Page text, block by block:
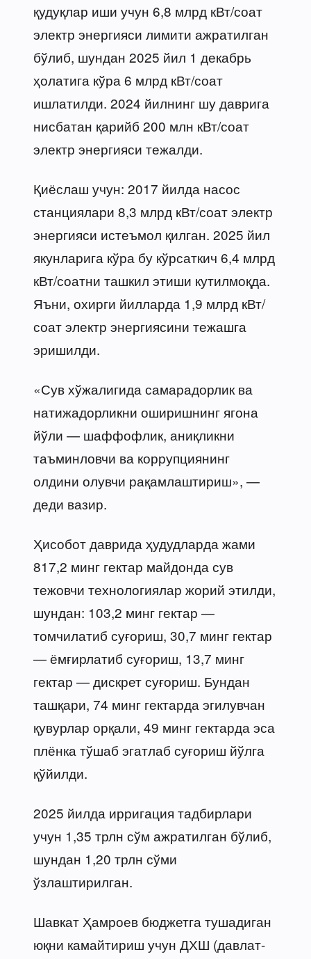
қудуқлар иши учун 6,8 млрд кВт/соат
электр энергияси лимити ажратилган
бўлиб, шундан 2025 йил 1 декабрь
ҳолатига кўра 6 млрд кВт/соат
ишлатилди. 2024 йилнинг шу даврига
нисбатан қарийб 200 млн кВт/соат
электр энергияси тежалди.
Қиёслаш учун: 2017 йилда насос
станциялари 8,3 млрд кВт/соат электр
энергияси истеъмол қилган. 2025 йил
якунларига кўра бу кўрсаткич 6,4 млрд
кВт/соатни ташкил этиши кутилмоқда.
Яъни, охирги йилларда 1,9 млрд кВт/
соат электр энергиясини тежашга
эришилди.
«Сув хўжалигида самарадорлик ва
натижадорликни оширишнинг ягона
йўли — шаффофлик, аниқликни
таъминловчи ва коррупциянинг
олдини олувчи рақамлаштириш», —
деди вазир.
Ҳисобот даврида ҳудудларда жами
817,2 минг гектар майдонда сув
тежовчи технологиялар жорий этилди,
шундан: 103,2 минг гектар —
томчилатиб суғориш, 30,7 минг гектар
— ёмғирлатиб суғориш, 13,7 минг
гектар — дискрет суғориш. Бундан
ташқари, 74 минг гектарда эгилувчан
қувурлар орқали, 49 минг гектарда эса
плёнка тўшаб эгатлаб суғориш йўлга
қўйилди.
2025 йилда ирригация тадбирлари
учун 1,35 трлн сўм ажратилган бўлиб,
шундан 1,20 трлн сўми
ўзлаштирилган.
Шавкат Ҳамроев бюджетга тушадиган
юқни камайтириш учун ДХШ (давлат-